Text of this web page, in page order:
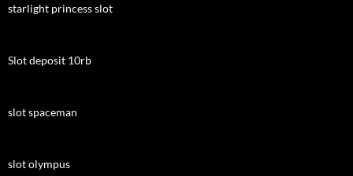
starlight princess slot
Slot deposit 10rb
slot spaceman
slot olympus